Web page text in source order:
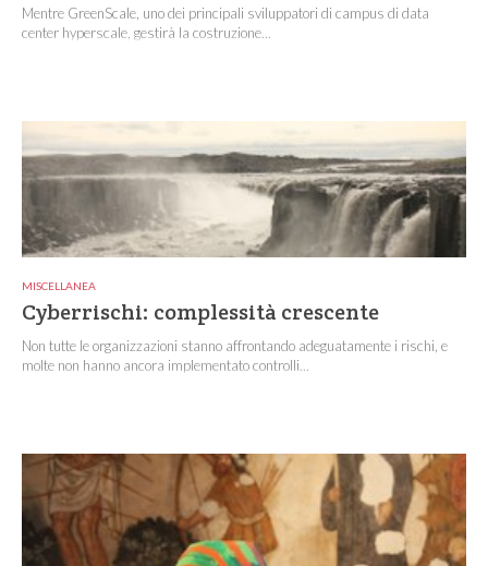
Mentre GreenScale, uno dei principali sviluppatori di campus di data
center hyperscale, gestirà la costruzione...
MISCELLANEA
Cyberrischi: complessità crescente
Non tutte le organizzazioni stanno affrontando adeguatamente i rischi, e
molte non hanno ancora implementato controlli...